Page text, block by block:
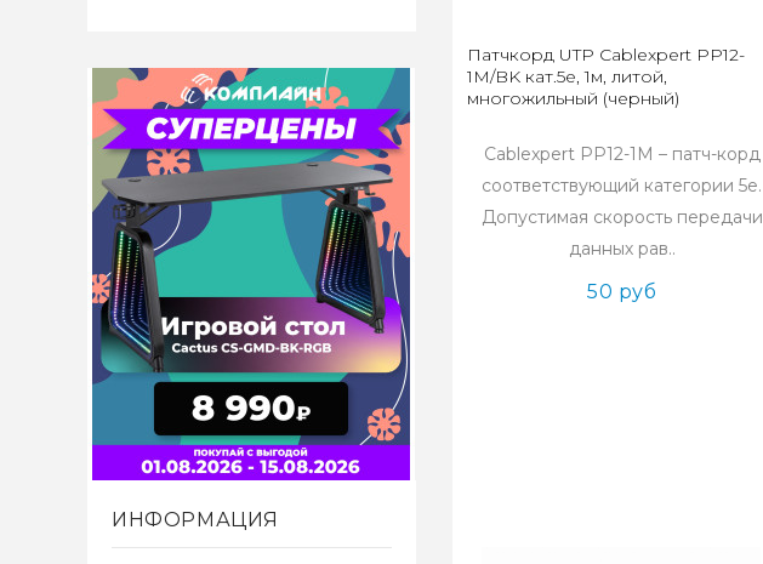
ИНФОРМАЦИЯ
Патчкорд UTP Cablexpert PP12-
1M/BK кат.5e, 1м, литой,
многожильный (черный)
Cablexpert PP12-1M – патч-корд
соответствующий категории 5e.
Допустимая скорость передачи
данных рав..
50 руб